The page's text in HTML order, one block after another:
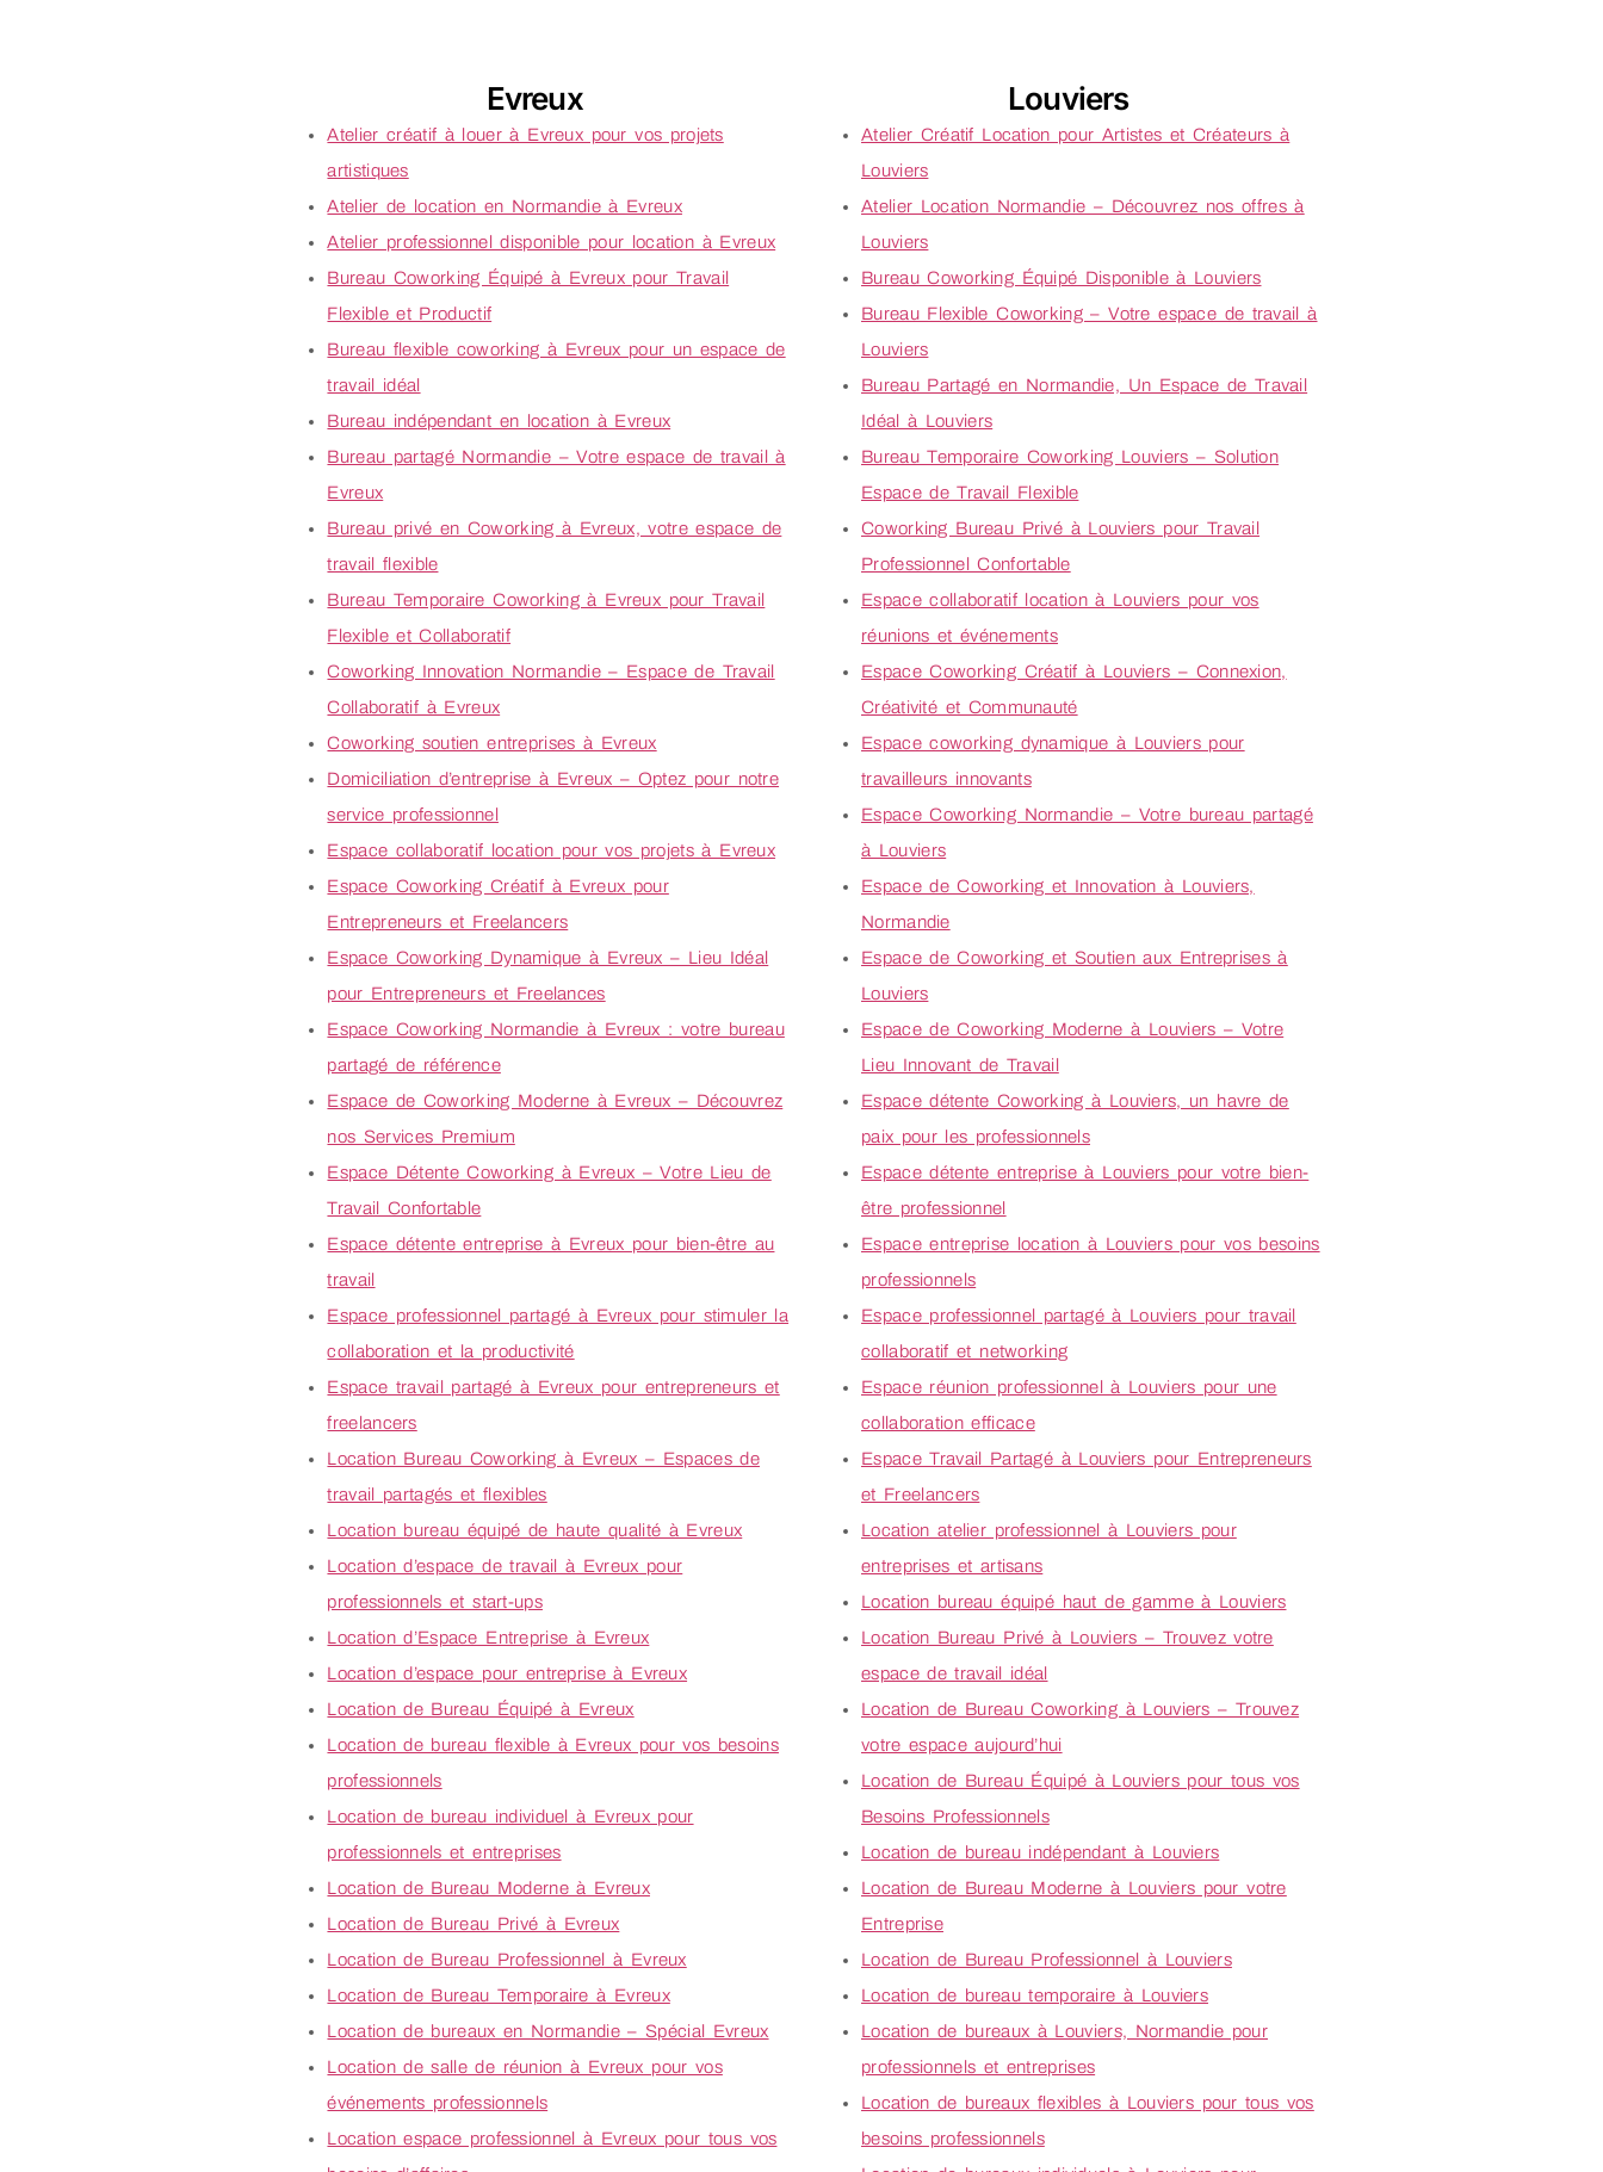
Evreux
Atelier créatif à louer à Evreux pour vos projets
artistiques
Atelier de location en Normandie à Evreux
Atelier professionnel disponible pour location à Evreux
Bureau Coworking Équipé à Evreux pour Travail
Flexible et Productif
Bureau flexible coworking à Evreux pour un espace de
travail idéal
Bureau indépendant en location à Evreux
Bureau partagé Normandie – Votre espace de travail à
Evreux
Bureau privé en Coworking à Evreux, votre espace de
travail flexible
Bureau Temporaire Coworking à Evreux pour Travail
Flexible et Collaboratif
Coworking Innovation Normandie – Espace de Travail
Collaboratif à Evreux
Coworking soutien entreprises à Evreux
Domiciliation d’entreprise à Evreux – Optez pour notre
service professionnel
Espace collaboratif location pour vos projets à Evreux
Espace Coworking Créatif à Evreux pour
Entrepreneurs et Freelancers
Espace Coworking Dynamique à Evreux – Lieu Idéal
pour Entrepreneurs et Freelances
Espace Coworking Normandie à Evreux : votre bureau
partagé de référence
Espace de Coworking Moderne à Evreux – Découvrez
nos Services Premium
Espace Détente Coworking à Evreux – Votre Lieu de
Travail Confortable
Espace détente entreprise à Evreux pour bien-être au
travail
Espace professionnel partagé à Evreux pour stimuler la
collaboration et la productivité
Espace travail partagé à Evreux pour entrepreneurs et
freelancers
Location Bureau Coworking à Evreux – Espaces de
travail partagés et flexibles
Location bureau équipé de haute qualité à Evreux
Location d’espace de travail à Evreux pour
professionnels et start-ups
Location d’Espace Entreprise à Evreux
Location d’espace pour entreprise à Evreux
Location de Bureau Équipé à Evreux
Location de bureau flexible à Evreux pour vos besoins
professionnels
Location de bureau individuel à Evreux pour
professionnels et entreprises
Location de Bureau Moderne à Evreux
Location de Bureau Privé à Evreux
Location de Bureau Professionnel à Evreux
Location de Bureau Temporaire à Evreux
Location de bureaux en Normandie – Spécial Evreux
Location de salle de réunion à Evreux pour vos
événements professionnels
Location espace professionnel à Evreux pour tous vos
Louviers
Atelier Créatif Location pour Artistes et Créateurs à
Louviers
Atelier Location Normandie – Découvrez nos offres à
Louviers
Bureau Coworking Équipé Disponible à Louviers
Bureau Flexible Coworking – Votre espace de travail à
Louviers
Bureau Partagé en Normandie, Un Espace de Travail
Idéal à Louviers
Bureau Temporaire Coworking Louviers – Solution
Espace de Travail Flexible
Coworking Bureau Privé à Louviers pour Travail
Professionnel Confortable
Espace collaboratif location à Louviers pour vos
réunions et événements
Espace Coworking Créatif à Louviers – Connexion,
Créativité et Communauté
Espace coworking dynamique à Louviers pour
travailleurs innovants
Espace Coworking Normandie – Votre bureau partagé
à Louviers
Espace de Coworking et Innovation à Louviers,
Normandie
Espace de Coworking et Soutien aux Entreprises à
Louviers
Espace de Coworking Moderne à Louviers – Votre
Lieu Innovant de Travail
Espace détente Coworking à Louviers, un havre de
paix pour les professionnels
Espace détente entreprise à Louviers pour votre bien-
être professionnel
Espace entreprise location à Louviers pour vos besoins
professionnels
Espace professionnel partagé à Louviers pour travail
collaboratif et networking
Espace réunion professionnel à Louviers pour une
collaboration efficace
Espace Travail Partagé à Louviers pour Entrepreneurs
et Freelancers
Location atelier professionnel à Louviers pour
entreprises et artisans
Location bureau équipé haut de gamme à Louviers
Location Bureau Privé à Louviers – Trouvez votre
espace de travail idéal
Location de Bureau Coworking à Louviers – Trouvez
votre espace aujourd’hui
Location de Bureau Équipé à Louviers pour tous vos
Besoins Professionnels
Location de bureau indépendant à Louviers
Location de Bureau Moderne à Louviers pour votre
Entreprise
Location de Bureau Professionnel à Louviers
Location de bureau temporaire à Louviers
Location de bureaux à Louviers, Normandie pour
professionnels et entreprises
Location de bureaux flexibles à Louviers pour tous vos
besoins professionnels